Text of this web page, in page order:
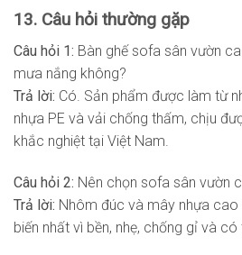
13. Câu hỏi thường gặp
Câu hỏi 1: Bàn ghế sofa sân vườn
mưa nắng không?
Trả lời: Có. Sản phẩm được làm từ
nhựa PE và vải chống thấm, chịu
khắc nghiệt tại Việt Nam.
Câu hỏi 2: Nên chọn sofa sân vườn
Trả lời: Nhôm đúc và mây nhựa
biến nhất vì bền, nhẹ, chống gỉ và